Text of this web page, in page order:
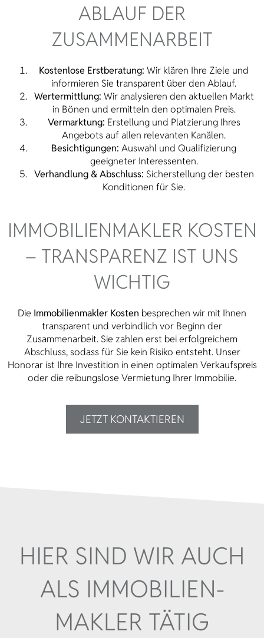
ABLAUF DER
ZUSAMMENARBEIT
Kostenlose Erstberatung: Wir klären Ihre Ziele und
informieren Sie transparent über den Ablauf.
Wertermittlung: Wir analysieren den aktuellen Markt
in Bönen und ermitteln den optimalen Preis.
Vermarktung: Erstellung und Platzierung Ihres
Angebots auf allen relevanten Kanälen.
Besichtigungen: Auswahl und Qualifizierung
geeigneter Interessenten.
Verhandlung & Abschluss: Sicherstellung der besten
Konditionen für Sie.
IMMOBILIENMAKLER KOSTEN
– TRANSPARENZ IST UNS
WICHTIG
Die Immobilienmakler Kosten besprechen wir mit Ihnen
transparent und verbindlich vor Beginn der
Zusammenarbeit. Sie zahlen erst bei erfolgreichem
Abschluss, sodass für Sie kein Risiko entsteht. Unser
Honorar ist Ihre Investition in einen optimalen Verkaufspreis
oder die reibungslose Vermietung Ihrer Immobilie.
JETZT KONTAKTIEREN
HIER SIND WIR AUCH
ALS IMMOBILIEN­
MAKLER TÄTIG